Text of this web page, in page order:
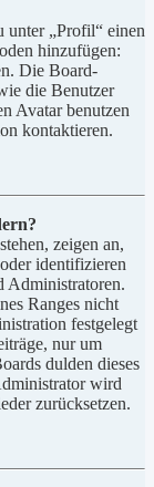
unter „Profil“ einen
hinzufügen:
Die Board-
die Benutzer
Avatar benutzen
kontaktieren.
zeigen an,
identifizieren
Administratoren.
Ranges nicht
festgelegt
nur um
dulden dieses
wird
zurücksetzen.